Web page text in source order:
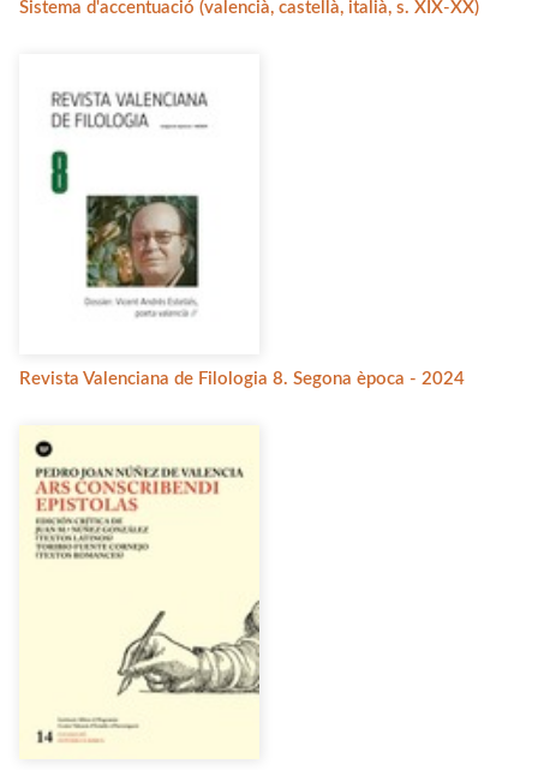
Sistema d'accentuació (valencià, castellà, italià, s. XIX-XX)
Revista Valenciana de Filologia 8. Segona època - 2024